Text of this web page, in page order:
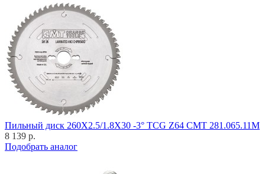
Пильный диск 260X2.5/1.8X30 -3° TCG Z64 CMT 281.065.11M
8 139 р.
Подобрать аналог